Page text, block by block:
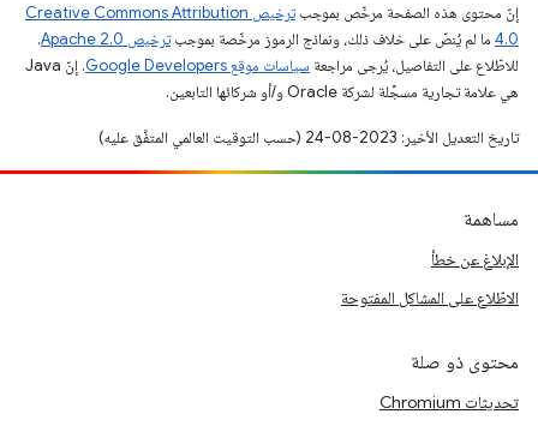
إنّ محتوى هذه الصفحة مرخّص بموجب
ترخيص Creative Commons Attribution
4.0‏ ما لم يُنصّ على خلاف ذلك، ونماذج الرموز مرخّصة بموجبترخيص Apache 2.0‏
.
للاطّلاع على التفاصيل، يُرجى مراجعة سياسات موقع Google Developers‏
. إنّ Java
هي علامة تجارية مسجَّلة لشركة Oracle و/أو شركائها التابعين.
تاريخ التعديل الأخير: 2023-08-24 (حسب التوقيت العالمي المتفَّق عليه)
مساهمة
الإبلاغ عن خطأ
الاطّلاع على المشاكل المفتوحة
محتوى ذو صلة
تحديثات Chromium